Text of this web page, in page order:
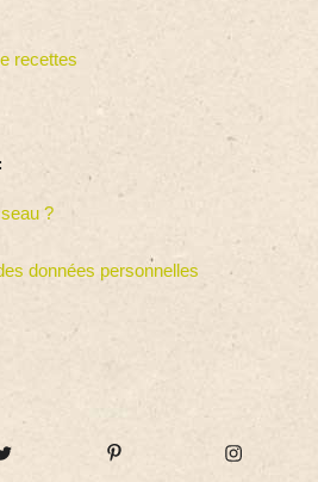
recettes
?
données personnelles